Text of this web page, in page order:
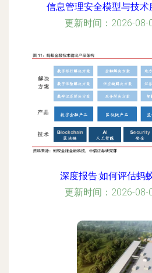
信息管理安全模型与技
更新时间：2026-08-
深度报告:如何评估蚂
更新时间：2026-08-